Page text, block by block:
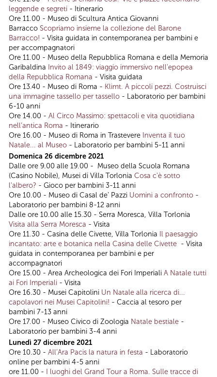
leggende e segreti - Itinerario
Ore 11.00 - Museo di Scultura Antica Giovanni
Barracco Scopriamo insieme la collezione del Barone
Barracco! - Visita guidata in contemporanea per bambini e
per accompagnatori
Ore 11.00 - Museo della Repubblica Romana e della Memoria
Garibaldina Invito al 1849: viaggio immersivo nell'epopea
della Repubblica Romana - Visita guidata
Ore 13.40 - Museo di Roma - Klimt. A piccoli pezzi. Costruisci
una immagine tassello per tassello - Laboratorio per bambini
6-10 anni
Ore 14.00 - Al Circo Massimo: spettacoli e vita quotidiana
nell’antica Roma - Itinerario
Ore 16.00 - Museo di Roma in Trastevere Inventa il tuo
Natale... al Museo - Laboratorio per bambini 5-11 anni
Domenica 26 dicembre 2021
Dalle ore 9.00 alle 19.00 - Museo della Scuola Romana
(Casino Nobile), Musei di Villa Torlonia Cosa c'è sotto
l'albero? - Gioco per bambini 3-11 anni
Ore 10.00 - Museo di Casal de’ Pazzi Uomini a confronto -
Laboratorio per bambini 8-12 anni
Dalle ore 10.00 alle 15.30 - Serra Moresca, Villa Torlonia
Visita alla Serra Moresca - Visita
Ore 11.30 - Casina delle Civette, Villa Torlonia Il paesaggio
incantato: arte e botanica nella Casina delle Civette - Visita
guidata in contemporanea per bambini e per
accompagnatori
Ore 15.00 - Area Archeologica dei Fori Imperiali A Natale tutti
ai Fori Imperiali - Visita
Ore 16.30 - Musei Capitolini Un Natale alla ricerca di...
capolavori nei Musei Capitolini! - Caccia al tesoro per
bambini 7-13 anni
Ore 17.00 - Museo Civico di Zoologia Natale bestiale -
Laboratorio per bambini 3-4 anni
Lunedì 27 dicembre 2021
Ore 10.30 - All’Ara Pacis la natura in festa - Laboratorio
online per bambini 4-5 anni
ore 11.00 - I luoghi del Grand Tour a Roma. Sulle tracce di